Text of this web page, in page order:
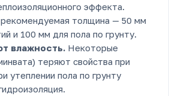
эффекта.
толщина — 50 мм
и 100 мм для пола по грунту.
влажность. Некоторые
теряют свойства при
утеплении пола по грунту